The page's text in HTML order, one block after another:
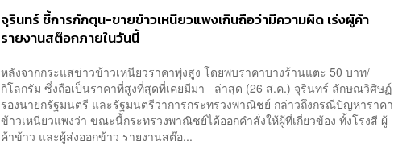
จุรินทร์ ชี้การกักตุน-ขายข้าวเหนียวแพงเกินถือว่ามีความผิด เร่งผู้ค้า
รายงานสต๊อกภายในวันนี้
หลังจากกระแสข่าวข้าวเหนียวราคาพุ่งสูง โดยพบราคาบางร้านแตะ 50 บาท/
กิโลกรัม ซึ่งถือเป็นราคาที่สูงที่สุดที่เคยมีมา ล่าสุด (26 ส.ค.) จุรินทร์ ลักษณวิศิษฏ์
รองนายกรัฐมนตรี และรัฐมนตรีว่าการกระทรวงพาณิชย์ กล่าวถึงกรณีปัญหาราคา
ข้าวเหนียวแพงว่า ขณะนี้กระทรวงพาณิชย์ได้ออกคำสั่งให้ผู้ที่เกี่ยวข้อง ทั้งโรงสี ผู้
ค้าข้าว และผู้ส่งออกข้าว รายงานสต๊อ...